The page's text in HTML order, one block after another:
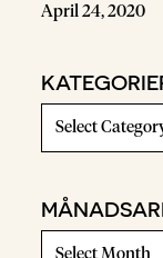
April 24, 2020